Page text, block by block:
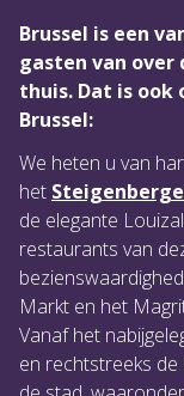
Brussel is een
gasten van over
thuis. Dat is ook
Brussel:
We heten u van
het
de elegante
restaurants van
Markt en het
Vanaf het
en rechtstreeks de